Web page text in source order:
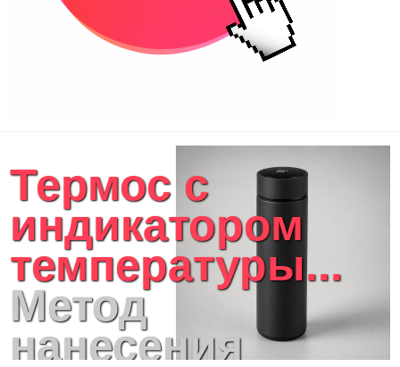
Термос с
индикатором
температуры...
Метод
нанесения